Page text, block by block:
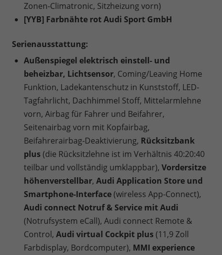
Zonen-Climatronic, Sitzheizung vorn)
[YYB] Farbnähte rot Audi Sport GmbH
Serienausstattung:
Außenspiegel elektrisch einstell- und
beheizbar, Lichtsensor, Coming/Leaving Home
Funktion, Ladekantenschutz in Kunststoff, LED-
Tagfahrlicht, Dachhimmel Stoff, Mittelarmlehne
vorn, Airbag für Fahrer und Beifahrer,
Seitenairbag vorn mit Kopfairbag,
Beifahrerairbag-Deaktivierung, Rücksitzbank
plus (die Rücksitzlehne ist im Verhältnis 40:20:40
teilbar und vollständig umklappbar), Vordersitze
höhenverstellbar, Audi Application Store und
Smartphone-Interface(wireless App-Connect),
Audi connect Notruf & Service mit Audi
(Notrufsystem eCall), Audi connect Remote &
Control, Audi virtual Cockpit plus (11,9 Zoll
Farbdisplay, Bordcomputer), MMI experience